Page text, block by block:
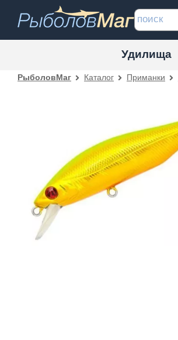
Удилища
РыболовМаг Каталог Приманки